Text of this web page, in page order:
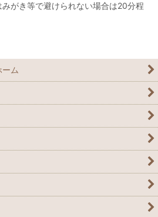
がき等で避けられない場合は20分程
ム